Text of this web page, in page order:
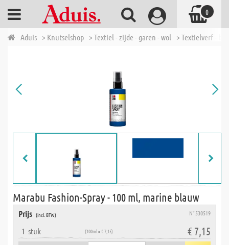
Aduis > Knutselshop > Textiel - zijde - garen - wol > Textielverf -
Marabu Fashion-Spray - 100 ml, marine blauw
Prijs (incl. BTW) N° 530519
1 stuk (100ml = € 7,15) € 7,15
0